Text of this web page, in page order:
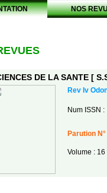
NOS
DE LA SANTE [
Rev Iv
Num ISSN :
Parution N°
Volume : 16